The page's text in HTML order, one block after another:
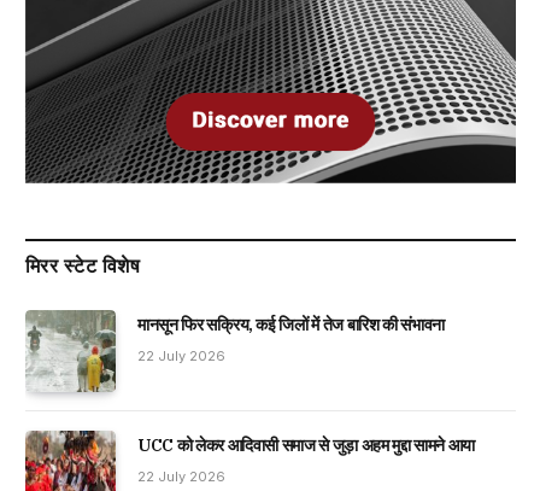
मिरर स्टेट विशेष
मानसून फिर सक्रिय, कई जिलों में तेज बारिश की संभावना
22 July 2026
UCC को लेकर आदिवासी समाज से जुड़ा अहम मुद्दा सामने आया
22 July 2026